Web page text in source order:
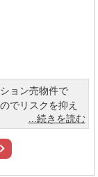
ョン売物件で
でリスクを抑え
102平米あり安定